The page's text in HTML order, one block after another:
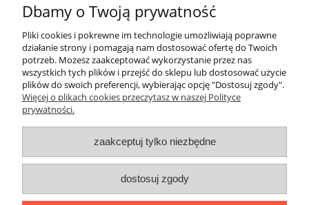
Pomoc
Moje konto
Płatności i dostawa
Informacje
O nas
pokaż pełną wersję strony
Dbamy o Twoją prywatność
Pliki cookies i pokrewne im technologie umożliwiają poprawne
działanie strony i pomagają nam dostosować ofertę do Twoich
potrzeb. Możesz zaakceptować wykorzystanie przez nas
wszystkich tych plików i przejść do sklepu lub dostosować użycie
plików do swoich preferencji, wybierając opcję "Dostosuj zgody".
Więcej o plikach cookies przeczytasz w naszej Polityce
prywatności.
zaakceptuj tylko niezbędne
dostosuj zgody